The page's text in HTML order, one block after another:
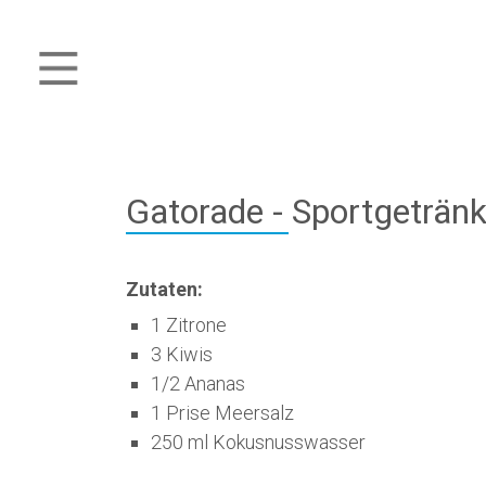
Gatorade - Sportgetränk
Zutaten:
1 Zitrone
3 Kiwis
1/2 Ananas
1 Prise Meersalz
250 ml Kokusnusswasser